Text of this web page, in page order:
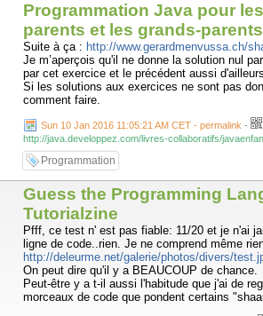
Programmation Java pour
parents et les grands-parents
Suite à ça : http://www.gerardmenvussa.ch/
Je m’aperçois qu'il ne donne la solution nul
par cet exercice et le précédent aussi
Si les solutions aux exercices ne sont pas
comment faire.
Sun 10 Jan 2016 11:05:21 AM CET - permalink -
http://java.developpez.com/livres-collaboratifs/
Programmation
Guess the Programming
Tutorialzine
Pfff, ce test n' est pas fiable: 11/20 et je n'ai
ligne de code..rien. Je ne comprend même
http://deleurme.net/galerie/photos/divers/
On peut dire qu'il y a BEAUCOUP de chance.
Peut-être y a t-il aussi l'habitude que j'ai de
morceaux de code que pondent certains